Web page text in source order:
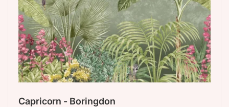
Capricorn - Boringdon